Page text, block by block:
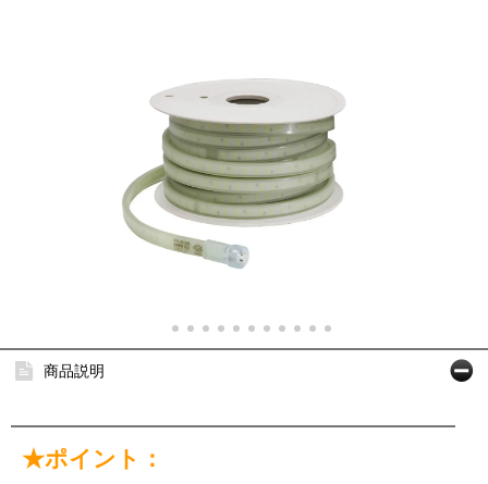
商品説明
★ポイント：